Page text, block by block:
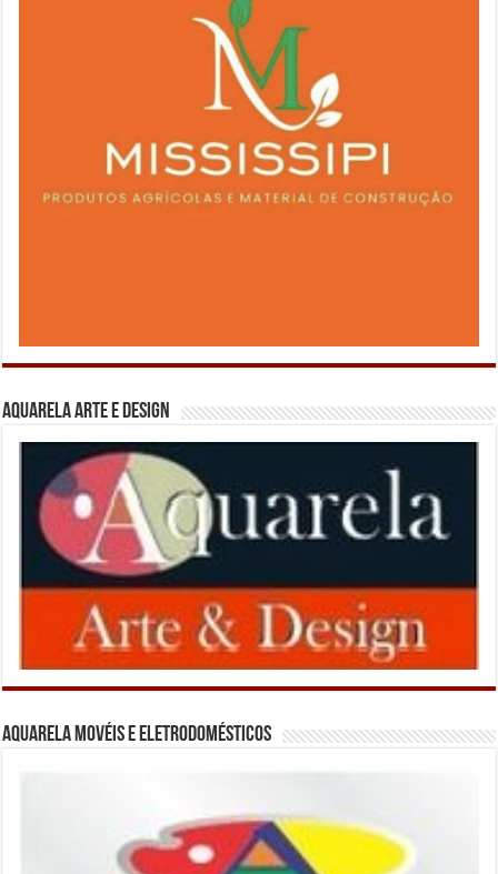
Aquarela Arte e Design
Aquarela Movéis e Eletrodomésticos